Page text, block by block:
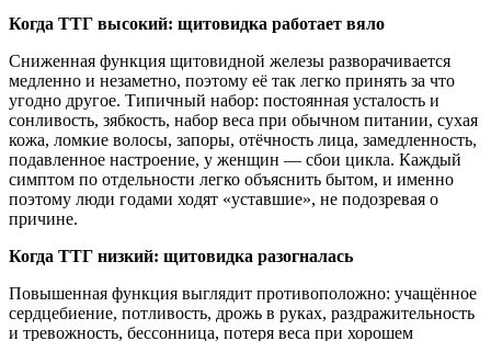
Когда ТТГ высокий: щитовидка работает вяло
Сниженная функция щитовидной железы разворачивается
медленно и незаметно, поэтому её так легко принять за что
угодно другое. Типичный набор: постоянная усталость и
сонливость, зябкость, набор веса при обычном питании, сухая
кожа, ломкие волосы, запоры, отёчность лица, замедленность,
подавленное настроение, у женщин — сбои цикла. Каждый
симптом по отдельности легко объяснить бытом, и именно
поэтому люди годами ходят «уставшие», не подозревая о
причине.
Когда ТТГ низкий: щитовидка разогналась
Повышенная функция выглядит противоположно: учащённое
сердцебиение, потливость, дрожь в руках, раздражительность
и тревожность, бессонница, потеря веса при хорошем